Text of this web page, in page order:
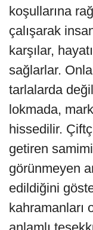
koşullarına
çalışarak
karşılar,
sağlarlar.
tarlalarda
lokmada,
hissedilir.
getiren
görünmeyen
edildiğini
kahramanları